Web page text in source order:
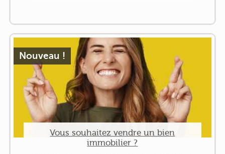
Nouveau !
Vous souhaitez vendre un bien
immobilier ?